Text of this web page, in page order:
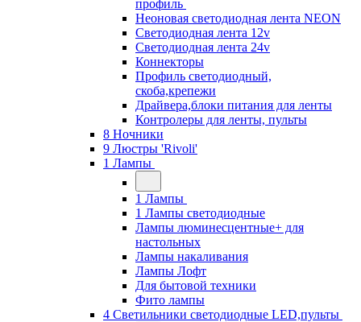
профиль
Неоновая светодиодная лента NEON
Светодиодная лента 12v
Светодиодная лента 24v
Коннекторы
Профиль светодиодный,
скоба,крепежи
Драйвера,блоки питания для ленты
Контролеры для ленты, пульты
8 Ночники
9 Люстры 'Rivoli'
1 Лампы
1 Лампы
1 Лампы светодиодные
Лампы люминесцентные+ для
настольных
Лампы накаливания
Лампы Лофт
Для бытовой техники
Фито лампы
4 Светильники светодиодные LED,пульты